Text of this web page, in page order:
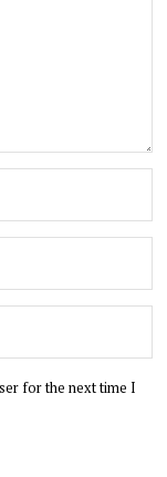
for the next time I